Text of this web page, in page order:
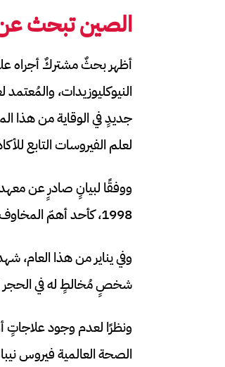
الصين تبحث
جديدٍ في الوقاية من هذا
لعلم الفيروسات التابع
ووفقًا لبيانٍ صادرٍ عن
1998، كأحد أهمّ المخاوف الصحية العامة، حيث تتراوح نسبة الوفيات فيه بين 40% و70%.
شخصٍ مُخالطٍ له في
ونظرًا لعدم وجود علاجاتٍ
الصحة العالمية فيروس